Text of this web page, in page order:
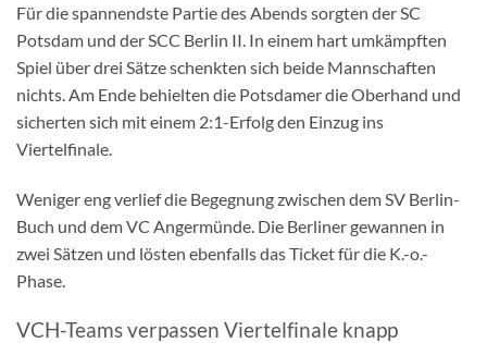
Für die spannendste Partie des Abends sorgten der SC
Potsdam und der SCC Berlin II. In einem hart umkämpften
Spiel über drei Sätze schenkten sich beide Mannschaften
nichts. Am Ende behielten die Potsdamer die Oberhand und
sicherten sich mit einem 2:1-Erfolg den Einzug ins
Viertelfinale.
Weniger eng verlief die Begegnung zwischen dem SV Berlin-
Buch und dem VC Angermünde. Die Berliner gewannen in
zwei Sätzen und lösten ebenfalls das Ticket für die K.-o.-
Phase.
VCH-Teams verpassen Viertelfinale knapp